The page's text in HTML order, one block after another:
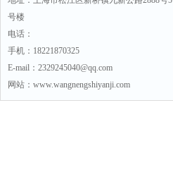
号楼
电话：
手机：18221870325
E-mail：2329245040@qq.com
网站：www.wangnengshiyanji.com